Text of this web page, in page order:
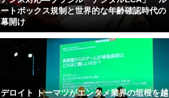
ートボックス規制と世界的な年齢確認時代の
幕開け
デロイト トーマツがエンタメ業界の垣根を越